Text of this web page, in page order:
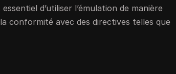
d’utiliser l’émulation de manière
conformité avec des directives telles que